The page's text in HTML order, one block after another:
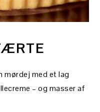
med et lag
– og masser af